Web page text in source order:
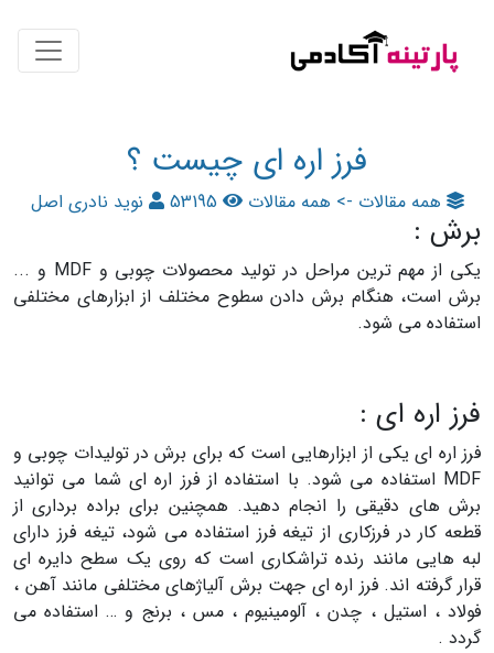
فرز اره ای چیست ؟
همه مقالات -> همه مقالات نوید نادری اصل
برش :
یکی از مهم ترین مراحل در تولید محصولات چوبی و MDF و ...
برش است، هنگام برش دادن سطوح مختلف از ابزارهای مختلفی
استفاده می شود.
فرز اره ای :
فرز اره ای یکی از ابزارهایی است که برای برش در تولیدات چوبی و
MDF استفاده می شود. با استفاده از فرز اره ای شما می توانید
برش های دقیقی را انجام دهید. همچنین برای براده برداری از
قطعه کار در فرزکاری از تیغه فرز استفاده می شود، تیغه فرز دارای
لبه هایی مانند رنده تراشکاری است که روی یک سطح دایره ای
قرار گرفته اند. فرز اره ای جهت برش آلیاژهای مختلفی مانند آهن ،
فولاد ، استیل ، چدن ، آلومینیوم ، مس ، برنج و … استفاده می
گردد .